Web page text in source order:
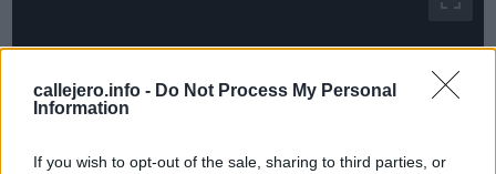
callejero.info - Do Not Process My Personal
Information
If you wish to opt-out of the sale, sharing to third parties, or